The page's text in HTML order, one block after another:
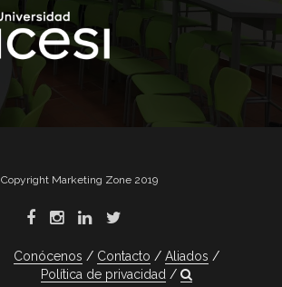
Copyright Marketing Zone 2019
Conócenos Contacto
Aliados
Política de privacidad